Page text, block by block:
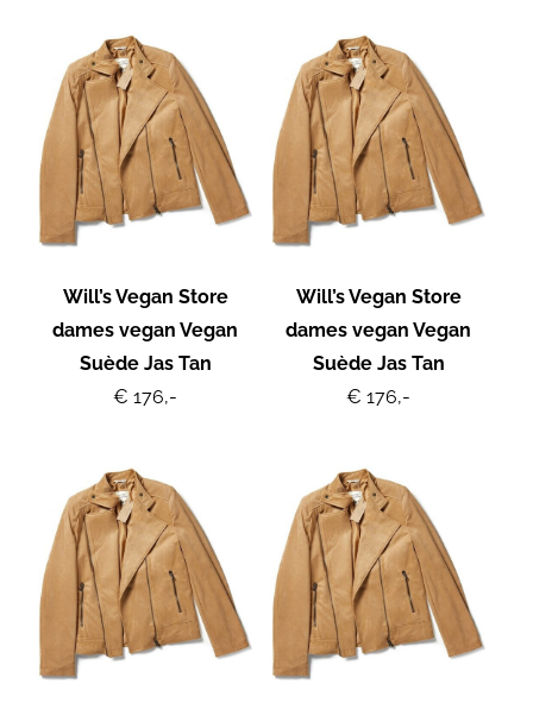
Will’s Vegan Store
dames vegan Vegan
Suède Jas Tan
€ 176,-
Will’s Vegan Store
dames vegan Vegan
Suède Jas Tan
€ 176,-